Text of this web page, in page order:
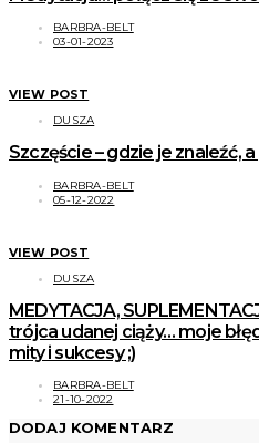
BARBRA-BELT
03-01-2023
VIEW POST
DUSZA
Szczęście – gdzie je znaleźć,
BARBRA-BELT
05-12-2022
VIEW POST
DUSZA
MEDYTACJA,
trójca udanej ciąży… moje
mity i sukcesy ;)
BARBRA-BELT
21-10-2022
DODAJ KOMENTARZ